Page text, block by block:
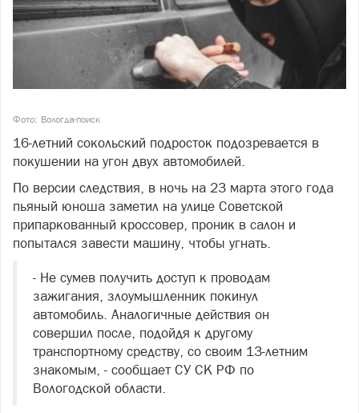
Фото: Вологда-поиск
16-летний сокольский подросток подозревается в
покушении на угон двух автомобилей.
По версии следствия, в ночь на 23 марта этого года
пьяный юноша заметил на улице Советской
припаркованный кроссовер, проник в салон и
попытался завести машину, чтобы угнать.
- Не сумев получить доступ к проводам
зажигания, злоумышленник покинул
автомобиль. Аналогичные действия он
совершил после, подойдя к другому
транспортному средству, со своим 13-летним
знакомым, - сообщает СУ СК РФ по
Вологодской области.